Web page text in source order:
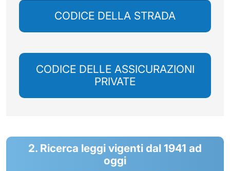
CODICE DELLA STRADA
CODICE DELLE ASSICURAZIONI
PRIVATE
2. Ricerca leggi vigenti dal 1941 ad
oggi